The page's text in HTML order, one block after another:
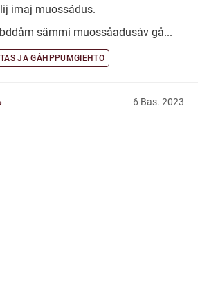
imaj muossádus.
sämmi muossåadusáv gå...
JA GÁHPPUMGIEHTO
6 Bas. 2023